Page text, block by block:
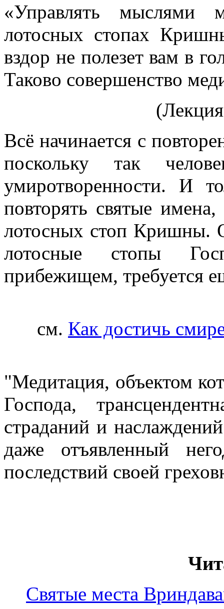
«Управлять мыслями
лотосных стопах
вздор не полезет вам в
Таково совершенство
Всё начинается с
поскольку так
умиротворенности. И
повторять святые
лотосных стоп Кришны.
лотосные стопы
прибежищем, требуется
см. Как достичь
"Медитация, объектом
Господа,
страданий и
даже отъявленный
последствий своей
Святые места